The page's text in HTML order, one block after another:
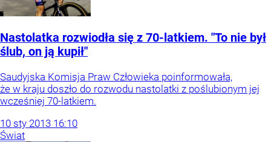
Nastolatka rozwiodła się z 70-latkiem. "To nie był
ślub, on ją kupił"
Saudyjska Komisja Praw Człowieka poinformowała,
że w kraju doszło do rozwodu nastolatki z poślubionym jej
wcześniej 70-latkiem.
10 sty 2013 16:10
Świat